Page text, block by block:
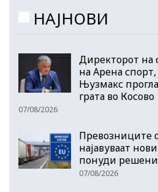
НАЈНОВИ
Директорот на
на Арена
Њузмакс
грата во Косово
07/08/2026
Превозниците
најавуваат
понуди
07/08/2026